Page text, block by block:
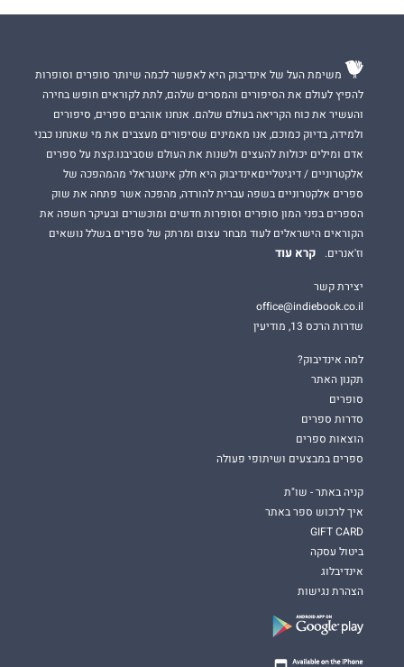
משימת העל של אינדיבוק היא לאפשר לכמה שיותר סופרים וסופרות
להפיץ לעולם את הסיפורים והמסרים שלהם, לתת לקוראים חופש בחירה
והעשיר את כוח הקריאה בעולם שלהם. אנחנו אוהבים ספרים, סיפורים
ולמידה, בדיוק כמוכם, אנו מאמינים שסיפורים מעצבים את מי שאנחנו כבני
אדם ומילים יכולות להעצים ולשנות את העולם שסביבנו.קצת על ספרים
אלקטרוניים / דיגיטלייםאינדיבוק היא חלק אינטגראלי מהמהפכה של
ספרים אלקטרוניים בשפה עברית להורדה, מהפכה אשר פתחה את שוק
הספרים בפני המון סופרים וסופרות חדשים ומוכשרים ובעיקר חשפה את
הקוראים הישראלים לעוד מבחר עצום ומרתק של ספרים בשלל נושאים
וז'אנרים.
קרא עוד
יצירת קשר
office@indiebook.co.il
שדרות הרכס 13, מודיעין
למה אינדיבוק?
תקנון האתר
סופרים
סדרות ספרים
הוצאות ספרים
ספרים במבצעים ושיתופי פעולה
קניה באתר - שו"ת
איך לרכוש ספר באתר
GIFT CARD
ביטול עסקה
אינדיבלוג
הצהרת נגישות